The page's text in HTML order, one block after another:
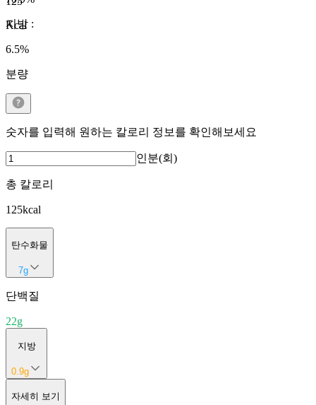
Kcal
지방 :
6.5%
분량
숫자를 입력해 원하는 칼로리 정보를 확인해보세요
인분(회)
총 칼로리
125kcal
탄수화물
7g
단백질
22g
지방
0.9g
자세히 보기